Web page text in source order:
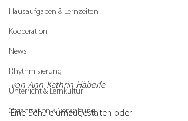
Hausaufgaben & Lernzeiten
Kooperation
News
Rhythmisierung
Unterricht & Lernkultur
Organisation & Verwaltung
von Ann-Kathrin Häberle
Eine Schule umzugestalten oder